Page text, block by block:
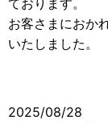
ております。
お客さまにおか
いたしました。
2025/08/28